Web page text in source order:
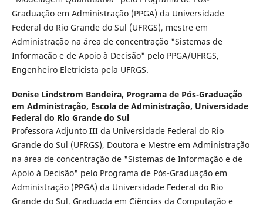
Graduação em Administração (PPGA) da Universidade
Federal do Rio Grande do Sul (UFRGS), mestre em
Administração na área de concentração "Sistemas de
Informação e de Apoio à Decisão" pelo PPGA/UFRGS,
Engenheiro Eletricista pela UFRGS.
Denise Lindstrom Bandeira, Programa de Pós-Graduação
em Administração, Escola de Administração, Universidade
Federal do Rio Grande do Sul
Professora Adjunto III da Universidade Federal do Rio
Grande do Sul (UFRGS), Doutora e Mestre em Administração
na área de concentração de "Sistemas de Informação e de
Apoio à Decisão" pelo Programa de Pós-Graduação em
Administração (PPGA) da Universidade Federal do Rio
Grande do Sul. Graduada em Ciências da Computação e